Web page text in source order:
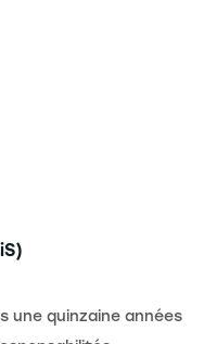
une quinzaine années